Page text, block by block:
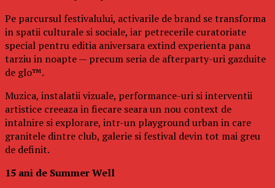
Pe parcursul festivalului, activarile de brand se transforma
in spatii culturale si sociale, iar petrecerile curatoriate
special pentru editia aniversara extind experienta pana
tarziu in noapte — precum seria de afterparty-uri gazduite
de glo™.
Muzica, instalatii vizuale, performance-uri si interventii
artistice creeaza in fiecare seara un nou context de
intalnire si explorare, intr-un playground urban in care
granitele dintre club, galerie si festival devin tot mai greu
de definit.
15 ani de Summer Well